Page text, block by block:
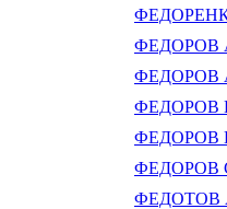
ФЕДОРОВ
ФЕДОРОВ
ФЕДОРОВ
ФЕДОРОВ
ФЕДОРОВ
ФЕДОТОВ